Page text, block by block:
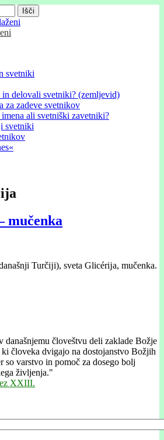
svetniki
delovali svetniki? (zemljevid)
za zadeve svetnikov
ali svetniški zavetniki?
svetniki
mučenka
Turčĳi), sveta Glicérĳa, mučenka.
današnjemu človeštvu deli zaklade Božje
človeka dvigajo na dostojanstvo Božjih
so varstvo in pomoč za dosego bolj
življenja."
XXIII.